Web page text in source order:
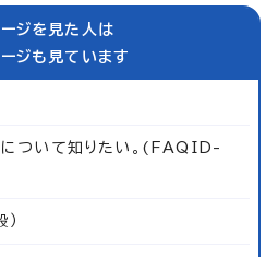
ジを見た人は
ジも見ています
について知りたい。(FAQID-